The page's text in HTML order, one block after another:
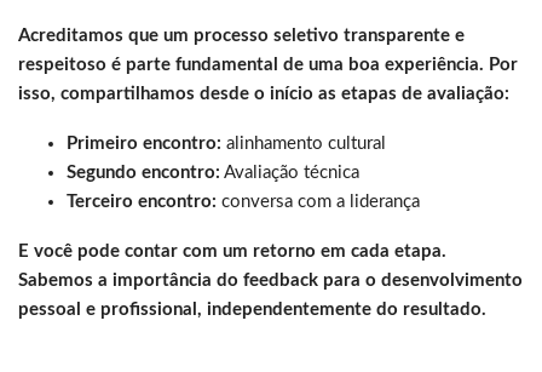
Acreditamos que um processo seletivo transparente e
respeitoso é parte fundamental de uma boa experiência. Por
isso, compartilhamos desde o início as etapas de avaliação:
Primeiro encontro: alinhamento cultural
Segundo encontro: Avaliação técnica
Terceiro encontro: conversa com a liderança
E você pode contar com um retorno em cada etapa.
Sabemos a importância do feedback para o desenvolvimento
pessoal e profissional, independentemente do resultado.